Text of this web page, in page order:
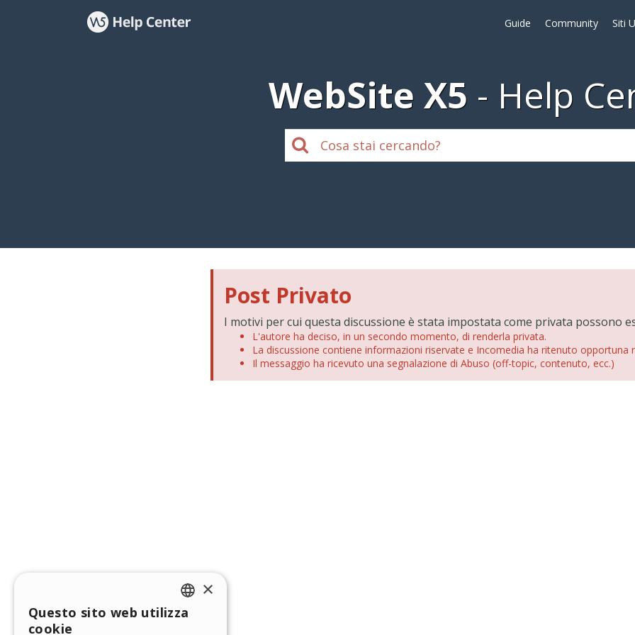
Guide Community Siti
WebSite X5 Help
Post Privato
I motivi per cui questa discussione è stata impostata come privata possono
L'autore ha deciso, in un secondo momento, di renderla privata.
La discussione contiene informazioni riservate e Incomedia ha ritenuto opportuna
Il messaggio ha ricevuto una segnalazione di Abuso (off-topic, contenuto, ecc.)
ENGLISH
×
Questo sito web utilizza
cookie